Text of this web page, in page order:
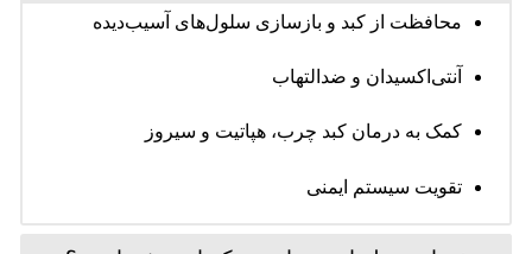
محافظت از کبد و بازسازی سلول‌های آسیب‌دیده
آنتی‌اکسیدان و ضدالتهاب
کمک به درمان کبد چرب، هپاتیت و سیروز
تقویت سیستم ایمنی